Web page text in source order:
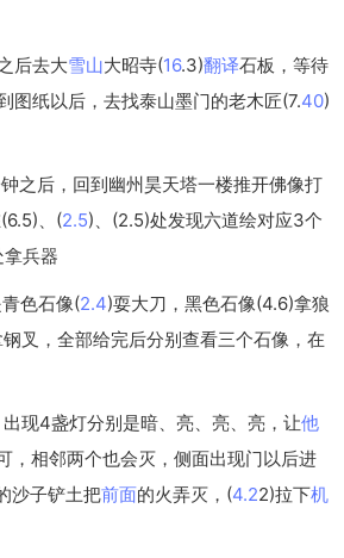
后去大雪山大昭寺(16.3)翻译石板，等待
图纸以后，去找泰山墨门的老木匠(7.40)
钟之后，回到幽州昊天塔一楼推开佛像打
、(2.5)、(2.5)处发现六道绘对应3个
拿兵器
青色石像(2.4)耍大刀，黑色石像(4.6)拿狼
叉，全部给完后分别查看三个石像，在
现4盏灯分别是暗、亮、亮、亮，让他
，相邻两个也会灭，侧面出现门以后进
沙子铲土把前面的火弄灭，(4.22)拉下机